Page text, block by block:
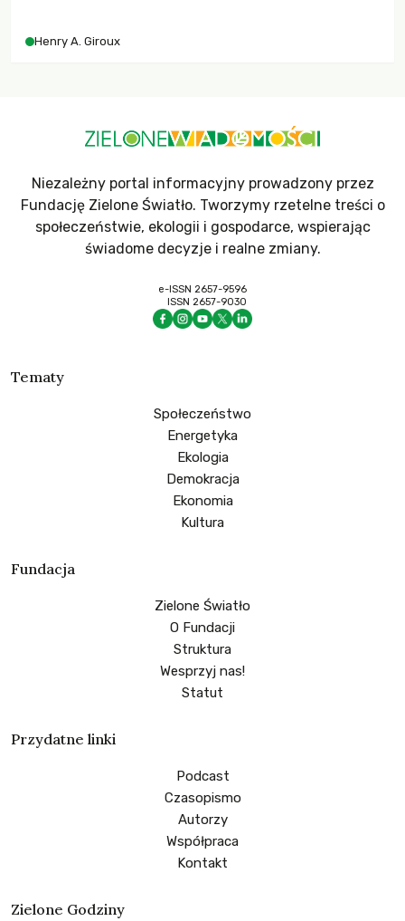
wychowają świadomych obywateli?
Henry A. Giroux
Niezależny portal informacyjny prowadzony przez
Fundację Zielone Światło. Tworzymy rzetelne treści o
społeczeństwie, ekologii i gospodarce, wspierając
świadome decyzje i realne zmiany.
e-ISSN 2657-9596
ISSN 2657-9030
Tematy
Społeczeństwo
Energetyka
Ekologia
Demokracja
Ekonomia
Kultura
Fundacja
Zielone Światło
O Fundacji
Struktura
Wesprzyj nas!
Statut
Przydatne linki
Podcast
Czasopismo
Autorzy
Współpraca
Kontakt
Zielone Godziny